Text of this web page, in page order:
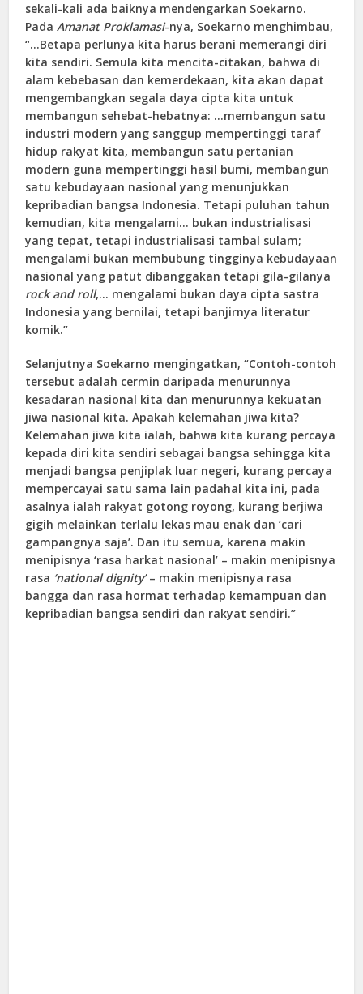
sekali-kali ada baiknya mendengarkan Soekarno.
PadaAmanat Proklamasi-nya, Soekarno menghimbau,
“…Betapa perlunya kita harus berani memerangi diri
kita sendiri. Semula kita mencita-citakan, bahwa di
alam kebebasan dan kemerdekaan, kita akan dapat
mengembangkan segala daya cipta kita untuk
membangun sehebat-hebatnya: …membangun satu
industri modern yang sanggup mempertinggi taraf
hidup rakyat kita, membangun satu pertanian
modern guna mempertinggi hasil bumi, membangun
satu kebudayaan nasional yang menunjukkan
kepribadian bangsa Indonesia. Tetapi puluhan tahun
kemudian, kita mengalami… bukan industrialisasi
yang tepat, tetapi industrialisasi tambal sulam;
mengalami bukan membubung tingginya kebudayaan
nasional yang patut dibanggakan tetapi gila-gilanya
rock and roll,… mengalami bukan daya cipta sastra
Indonesia yang bernilai, tetapi banjirnya literatur
komik.”
Selanjutnya Soekarno mengingatkan, “Contoh-contoh
tersebut adalah cermin daripada menurunnya
kesadaran nasional kita dan menurunnya kekuatan
jiwa nasional kita. Apakah kelemahan jiwa kita?
Kelemahan jiwa kita ialah, bahwa kita kurang percaya
kepada diri kita sendiri sebagai bangsa sehingga kita
menjadi bangsa penjiplak luar negeri, kurang percaya
mempercayai satu sama lain padahal kita ini, pada
asalnya ialah rakyat gotong royong, kurang berjiwa
gigih melainkan terlalu lekas mau enak dan ‘cari
gampangnya saja’. Dan itu semua, karena makin
menipisnya ‘rasa harkat nasional’ – makin menipisnya
rasa ‘national dignity’– makin menipisnya rasa
bangga dan rasa hormat terhadap kemampuan dan
kepribadian bangsa sendiri dan rakyat sendiri.”